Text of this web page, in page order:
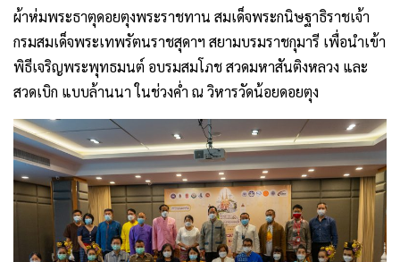
ผ้าห่มพระธาตุดอยตุงพระราชทาน สมเด็จพระกนิษฐาธิราชเจ้า
กรมสมเด็จพระเทพรัตนราชสุดาฯ สยามบรมราชกุมารี เพื่อนำเข้า
พิธีเจริญพระพุทธมนต์ อบรมสมโภช สวดมหาสันติงหลวง และ
สวดเบิก แบบล้านนา ในช่วงค่ำ ณ วิหารวัดน้อยดอยตุง